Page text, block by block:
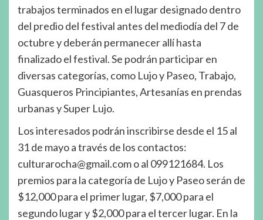
trabajos terminados en el lugar designado dentro
del predio del festival antes del mediodía del 7 de
octubre y deberán permanecer allí hasta
finalizado el festival. Se podrán participar en
diversas categorías, como Lujo y Paseo, Trabajo,
Guasqueros Principiantes, Artesanías en prendas
urbanas y Super Lujo.
Los interesados podrán inscribirse desde el 15 al
31 de mayo a través de los contactos:
culturarocha@gmail.com o al 099121684. Los
premios para la categoría de Lujo y Paseo serán de
$12,000 para el primer lugar, $7,000 para el
segundo lugar y $2,000 para el tercer lugar. En la